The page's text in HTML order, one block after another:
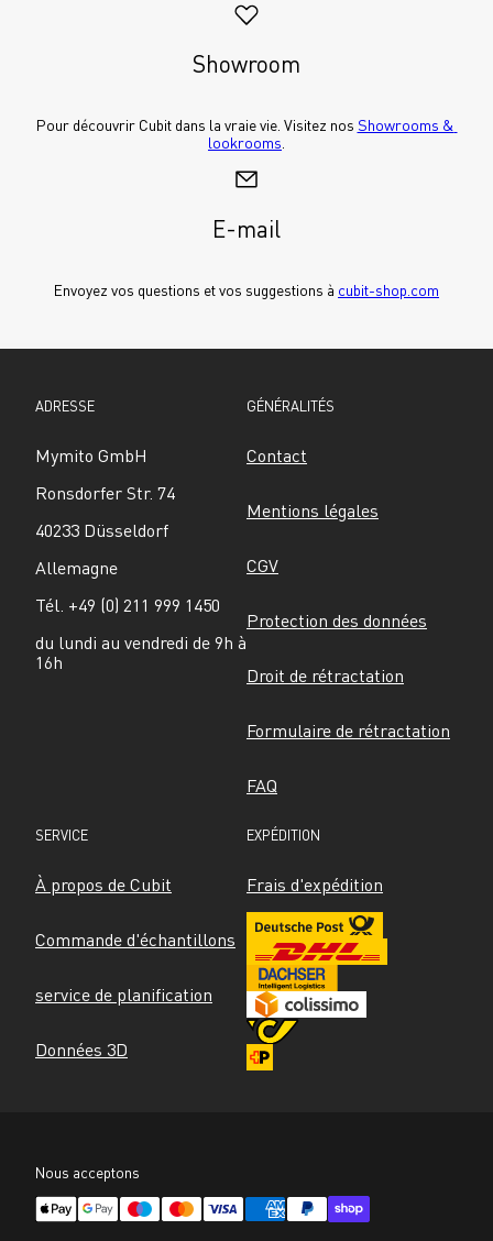
Showroom
Pour découvrir Cubit dans la vraie vie. Visitez nos Showrooms &
lookrooms
E-mail
Envoyez vos questions et vos suggestions à cubit-shop.com
ADRESSE
Mymito GmbH
Ronsdorfer Str. 74
40233 Düsseldorf
Allemagne
Tél. +49 (0) 211 999 1450
du lundi au vendredi de 9h à
16h
GÉNÉRALITÉS
Contact
Mentions légales
CGV
Protection des données
Droit de rétractation
Formulaire de rétractation
FAQ
SERVICE
À propos de Cubit
Commande d'échantillons
service de planification
Données 3D
EXPÉDITION
Frais d'expédition
Nous acceptons